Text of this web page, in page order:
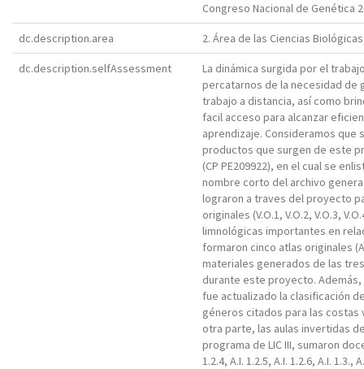
Congreso Nacional de Genética
dc.description.area 2. Área de las Ciencias
dc.description.selfAssessment
La dinámica surgida por el
percatarnos de la necesidad de
trabajo a distancia, así como
facil acceso para alcanzar
aprendizaje. Consideramos
productos que surgen de este
(CP PE209922), en el cual se
nombre corto del archivo
lograron a traves del proyecto
originales (V.O.1, V.O.2, V.O.3,
limnológicas importantes en
formaron cinco atlas originales
materiales generados de las
durante este proyecto.
fue actualizado la clasificación
géneros citados para las costas
otra parte, las aulas invertidas
programa de LIC III, sumaron doce
1.2.4, A.I. 1.2.5, A.I. 1.2.6, A.I. 1.3.,